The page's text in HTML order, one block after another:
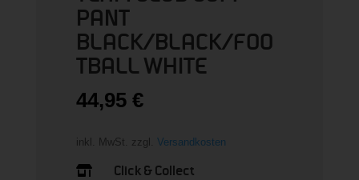
PANT
BLACK/BLACK/FOO
TBALL WHITE
44,95 €
inkl. MwSt. zzgl. Versandkosten
 Click & Collect